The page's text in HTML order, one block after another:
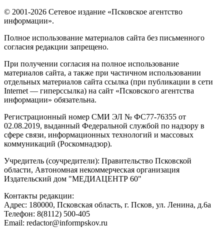
© 2001-2026 Сетевое издание «Псковское агентство
информации».
Полное использование материалов сайта без письменного
согласия редакции запрещено.
При получении согласия на полное использование
материалов сайта, а также при частичном использовании
отдельных материалов сайта ссылка (при публикации в сети
Internet — гиперссылка) на сайт «Псковского агентства
информации» обязательна.
Регистрационный номер СМИ ЭЛ № ФС77-76355 от
02.08.2019, выданный Федеральной службой по надзору в
сфере связи, информационных технологий и массовых
коммуникаций (Роскомнадзор).
Учредитель (соучредители): Правительство Псковской
области, Автономная некоммерческая организация
Издательский дом "МЕДИАЦЕНТР 60"
Контакты редакции:
Адреc: 180000, Псковская область, г. Псков, ул. Ленина, д.6а
Телефон: 8(8112) 500-405
Email: redactor@informpskov.ru